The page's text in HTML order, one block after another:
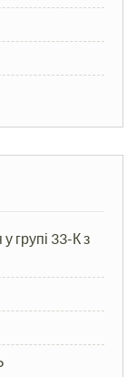
групі 33-К з